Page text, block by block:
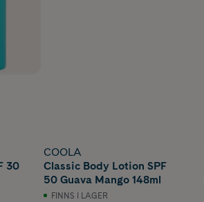
30
COOLA
Classic Body Lotion SPF
50 Guava Mango 148ml
FINNS I LAGER